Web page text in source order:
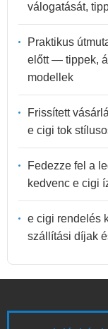
válogatását,
Praktikus
előtt — tippek,
modellek
Frissített
e cigi tok
Fedezze fel a
kedvenc e cigi
e cigi rendelés
szállítási díjak